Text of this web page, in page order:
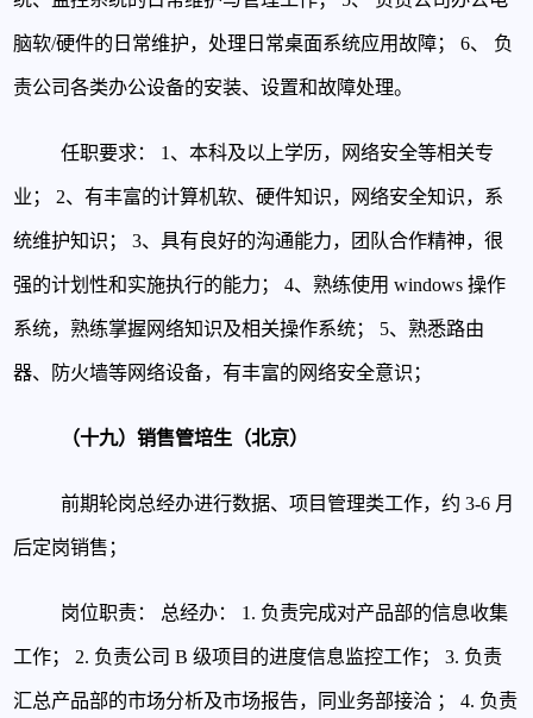
脑软/硬件的日常维护，处理日常桌面系统应用故障；6、 负
责公司各类办公设备的安装、设置和故障处理。
任职要求： 1、本科及以上学历，网络安全等相关专
业；2、有丰富的计算机软、硬件知识，网络安全知识，系
统维护知识；3、具有良好的沟通能力，团队合作精神，很
强的计划性和实施执行的能力；4、熟练使用 windows 操作
系统，熟练掌握网络知识及相关操作系统； 5、熟悉路由
器、防火墙等网络设备，有丰富的网络安全意识；
（十九）销售管培生（北京）
前期轮岗总经办进行数据、项目管理类工作，约 3-6 月
后定岗销售；
岗位职责： 总经办： 1. 负责完成对产品部的信息收集
工作；2. 负责公司 B 级项目的进度信息监控工作；3. 负责
汇总产品部的市场分析及市场报告，同业务部接洽 ；4. 负责